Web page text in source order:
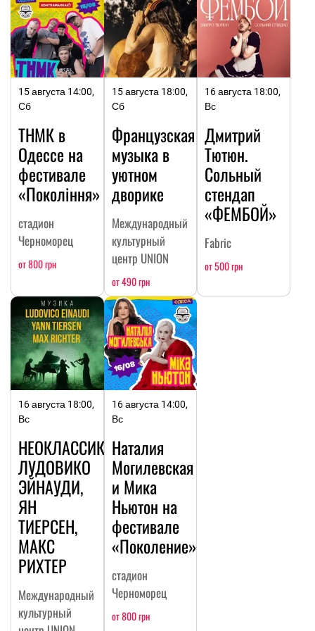
15 августа 14:00,
Сб
ТНМК в
Одессе на
фестивале
«Покоління»
стадион
Черноморец
от 800 грн
15 августа 18:00,
Сб
Французская
музыка в
уютном
дворике
Международный
культурный
центр UNION
от 490 грн
16 августа 18:00,
Вс
Дмитрий
Тютюн.
Сольный
стендап
«ФЕМБОЙ»
Fabric
от 500 грн
16 августа 18:00,
Вс
НЕОКЛАССИКА:
ЛУДОВИКО
ЭЙНАУДИ,
ЯН
ТИЕРСЕН,
МАКС
РИХТЕР
Международный
культурный
16 августа 14:00,
Вс
Наталия
Могилевская
и Мика
Ньютон на
фестивале
«Поколение»
стадион
Черноморец
от 800 грн